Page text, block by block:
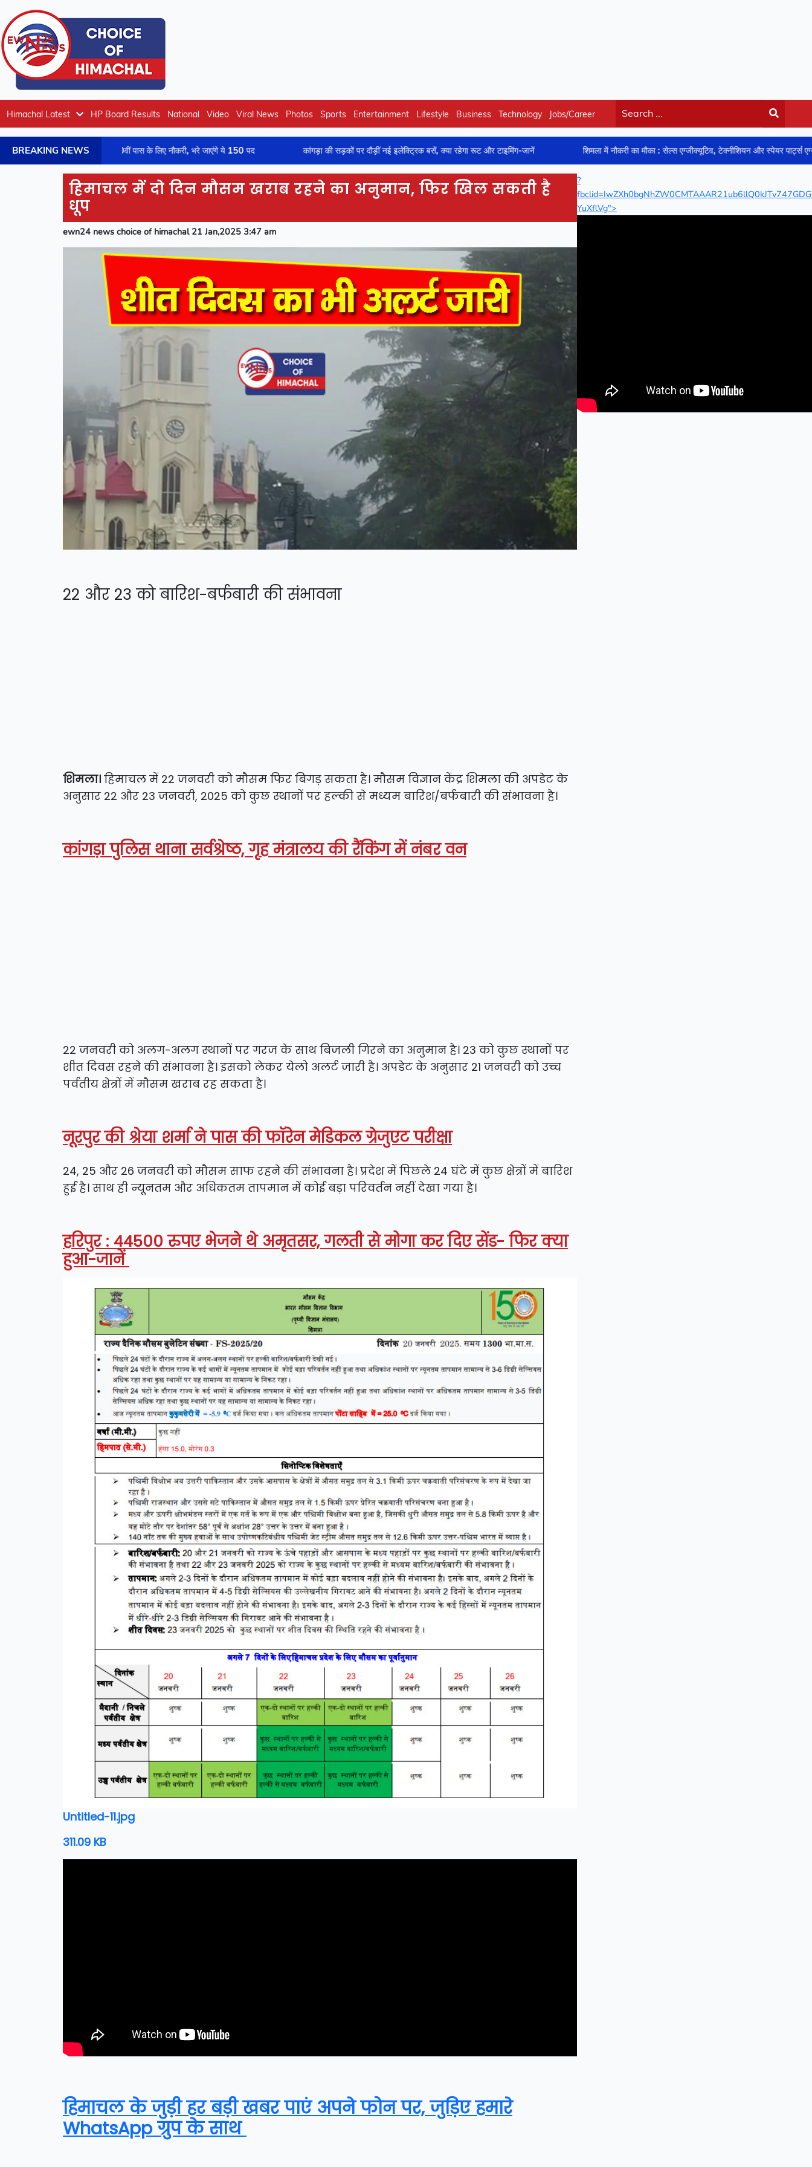
Himachal Latest HP Board Results National Video Viral News Photos Sports Entertainment Lifestyle Business Technology Jobs/Career
BREAKING NEWS
कांगड़ा जिला में 10वीं पास के लिए नौकरी, भरे जाएंगे ये 150 पद कांगड़ा की सड़कों पर दौड़ीं नई इलेक्ट्रिक बसें, क्या रहेगा रूट और टाइमिंग-जानें शिमला में नौकरी का मौका : सेल्स एग्जीक्यूटिव, टेक्नीशियन और स्पेयर पार्ट्स एग्जीक्यूटिव के
हिमाचल में दो दिन मौसम खराब रहने का अनुमान, फिर खिल सकती है
धूप
ewn24 news choice of himachal 21 Jan,2025 3:47 am
22 और 23 को बारिश-बर्फबारी की संभावना
शिमला। हिमाचल में 22 जनवरी को मौसम फिर बिगड़ सकता है। मौसम विज्ञान केंद्र शिमला की अपडेट के
अनुसार 22 और 23 जनवरी, 2025 को कुछ स्थानों पर हल्की से मध्यम बारिश/बर्फबारी की संभावना है।
कांगड़ा पुलिस थाना सर्वश्रेष्ठ, गृह मंत्रालय की रैंकिंग में नंबर वन
22 जनवरी को अलग-अलग स्थानों पर गरज के साथ बिजली गिरने का अनुमान है। 23 को कुछ स्थानों पर
शीत दिवस रहने की संभावना है। इसको लेकर येलो अलर्ट जारी है। अपडेट के अनुसार 21 जनवरी को उच्च
पर्वतीय क्षेत्रों में मौसम खराब रह सकता है।
नूरपुर की श्रेया शर्मा ने पास की फॉरेन मेडिकल ग्रेजुएट परीक्षा
24, 25 और 26 जनवरी को मौसम साफ रहने की संभावना है। प्रदेश में पिछले 24 घंटे में कुछ क्षेत्रों में बारिश
हुई है। साथ ही न्यूनतम और अधिकतम तापमान में कोई बड़ा परिवर्तन नहीं देखा गया है।
हरिपुर : 44500 रुपए भेजने थे अमृतसर, गलती से मोगा कर दिए सेंड- फिर क्या
हुआ-जानें
Untitled-11.jpg
311.09 KB
हिमाचल के जुड़ी हर बड़ी खबर पाएं अपने फोन पर, जुड़िए हमारे
WhatsApp ग्रुप के साथ
?
YuXflVg">